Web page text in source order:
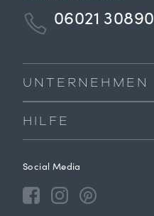
06021 30890
UNTERNEHMEN
HILFE
Social Media